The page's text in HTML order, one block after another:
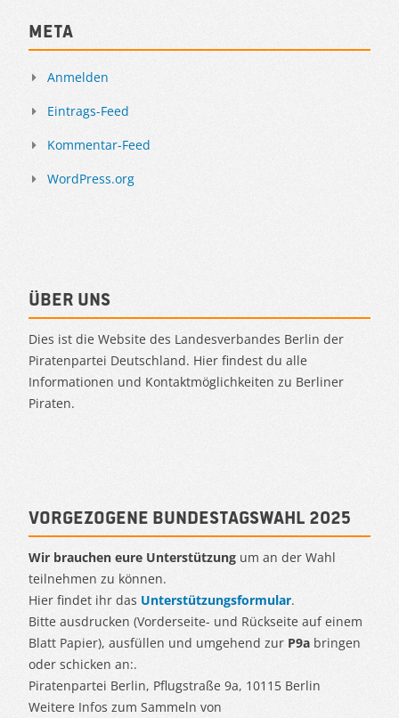
Meta
Anmelden
Eintrags-Feed
Kommentar-Feed
WordPress.org
Über uns
Dies ist die Website des Landesverbandes Berlin der
Piratenpartei Deutschland. Hier findest du alle
Informationen und Kontaktmöglichkeiten zu Berliner
Piraten.
Vorgezogene Bundestagswahl 2025
Wir brauchen eure Unterstützung um an der Wahl
teilnehmen zu können.
Hier findet ihr das Unterstützungsformular.
Bitte ausdrucken (Vorderseite- und Rückseite auf einem
Blatt Papier), ausfüllen und umgehend zur P9a bringen
oder schicken an:.
Piratenpartei Berlin, Pflugstraße 9a, 10115 Berlin
Weitere Infos zum Sammeln von